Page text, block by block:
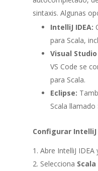
sintaxis. Algunas
IntelliJ IDEA:
para Scala,
Visual Studio
VS Code se
para Scala.
Eclipse:
Scala llamado
Configurar IntelliJ
Abre IntelliJ
Selecciona Scala